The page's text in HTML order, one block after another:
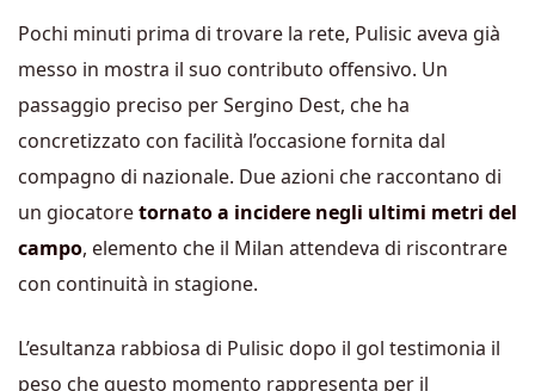
Pochi minuti prima di trovare la rete, Pulisic aveva già
messo in mostra il suo contributo offensivo. Un
passaggio preciso per Sergino Dest, che ha
concretizzato con facilità l’occasione fornita dal
compagno di nazionale. Due azioni che raccontano di
un giocatoretornato a incidere negli ultimi metri del
campo, elemento che il Milan attendeva di riscontrare
con continuità in stagione.
L’esultanza rabbiosa di Pulisic dopo il gol testimonia il
peso che questo momento rappresenta per il